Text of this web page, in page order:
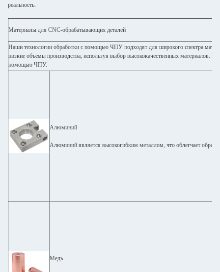
реальность.
Материалы для CNC-обрабатывающих деталей
Наши технологии обработки с помощью ЧПУ подходят для широкого спектра
низкие объемы производства, используя выбор высококачественных материалов.
помощью ЧПУ.
Алюминий
Алюминий является высокогибким металлом, что облегчает
Медь